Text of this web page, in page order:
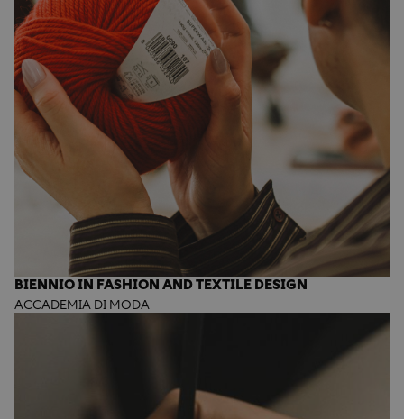
BIENNIO IN FASHION AND TEXTILE DESIGN
ACCADEMIA DI MODA